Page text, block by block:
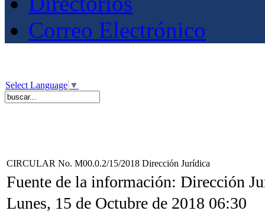
Correo Electrónico
Select Language ▼
CIRCULAR No. M00.0.2/15/2018 Dirección Jurídica
Fuente de la información: Dirección
Lunes, 15 de Octubre de 2018 06:30